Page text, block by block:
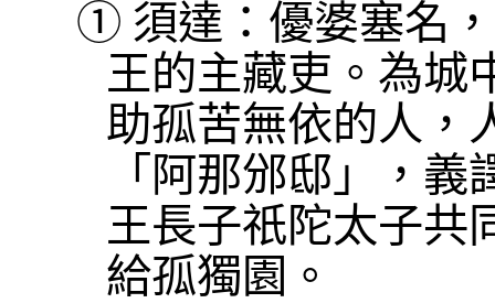
① 須達：優婆塞名
王的主藏吏。為城
助孤苦無依的人，
「阿那邠邸」，
王長子祇陀太子共
給孤獨園。